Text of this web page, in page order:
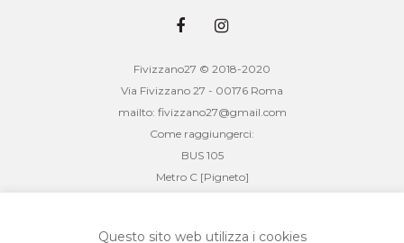
Fivizzano27 © 2018-2020
Via Fivizzano 27 - 00176 Roma
mailto: fivizzano27@gmail.com
Come raggiungerci:
BUS 105
Metro C [Pigneto]
cf: 08847391003
Questo sito web utilizza i cookies